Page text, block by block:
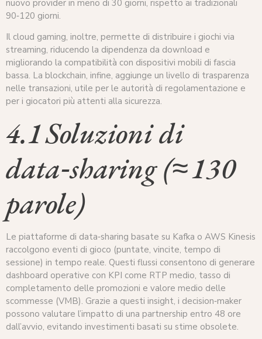
nuovo provider in meno di 30 giorni, rispetto ai tradizionali
90‑120 giorni.
Il cloud gaming, inoltre, permette di distribuire i giochi via
streaming, riducendo la dipendenza da download e
migliorando la compatibilità con dispositivi mobili di fascia
bassa. La blockchain, infine, aggiunge un livello di trasparenza
nelle transazioni, utile per le autorità di regolamentazione e
per i giocatori più attenti alla sicurezza.
4.1 Soluzioni di
data‑sharing (≈ 130
parole)
Le piattaforme di data‑sharing basate su Kafka o AWS Kinesis
raccolgono eventi di gioco (puntate, vincite, tempo di
sessione) in tempo reale. Questi flussi consentono di generare
dashboard operative con KPI come RTP medio, tasso di
completamento delle promozioni e valore medio delle
scommesse (VMB). Grazie a questi insight, i decision‑maker
possono valutare l’impatto di una partnership entro 48 ore
dall’avvio, evitando investimenti basati su stime obsolete.